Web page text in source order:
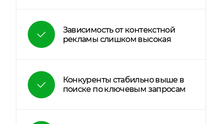
Зависимость от контекстной
рекламы слишком высокая
Конкуренты стабильно выше в
поиске по ключевым запросам